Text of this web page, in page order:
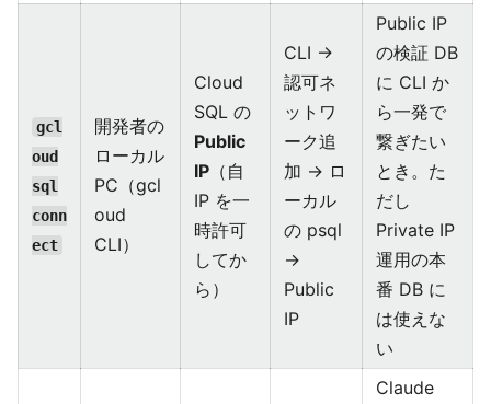
gcl
oud
sql
conn
ect
開発者の
ローカル
PC（gcl
oud
CLI）
Cloud
SQL の
Public
IP （自
IP を一
時許可
してか
ら）
CLI →
認可ネ
ットワ
ーク追
加 → ロ
ーカル
の psql
→
Public
IP
Public IP
の検証 DB
に CLI か
ら一発で
繋ぎたい
とき。た
だし
Private IP
運用の本
番 DB に
は使えな
い
Claude